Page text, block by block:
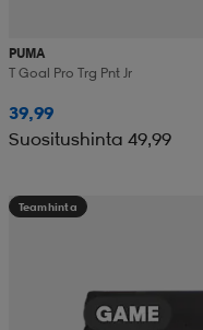
PUMA
T Goal Pro Trg Pnt Jr
39,99
Suositushinta 49,99
Teamhinta